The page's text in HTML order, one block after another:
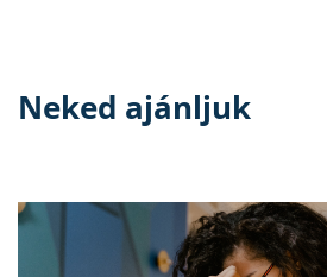
Neked ajánljuk